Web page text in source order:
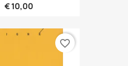
€ 10,00
favorite_border